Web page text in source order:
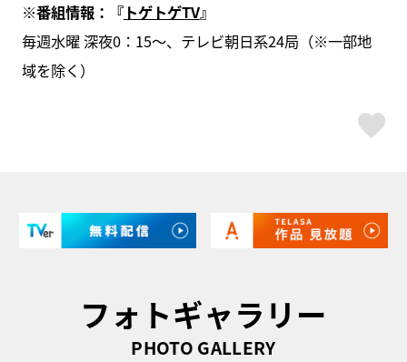
※番組情報：『トゲトゲTV』
毎週水曜 深夜0：15～、テレビ朝日系24局（※一部地
域を除く）
フォトギャラリー
PHOTO GALLERY